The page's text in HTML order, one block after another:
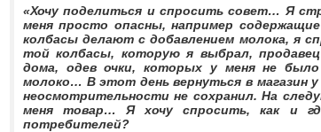
«Хочу поделиться и спросить совет… Я
меня просто опасны, например
колбасы делают с добавлением молока, я
той колбасы, которую я выбрал,
дома, одев очки, которых у меня не
молоко… В этот день вернуться в магазин
неосмотрительности не сохранил. На
меня товар… Я хочу спросить, как и
потребителей?